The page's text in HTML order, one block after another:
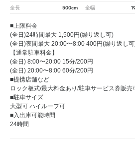
全長 500cm 全幅
■上限料金
(全日)24時間最大 1,500円(繰り返し可)
(全日)夜間最大 20:00〜8:00 400円(繰り返し
【通常駐車料金】
(全日) 8:00〜20:00 15分/200円
(全日) 20:00〜8:00 60分/200円
■提携店舗など
ロック板式/最大料金あり/駐車サービス券販売
■駐車サイズ
大型可 ハイルーフ可
■入出庫可能時間
24時間